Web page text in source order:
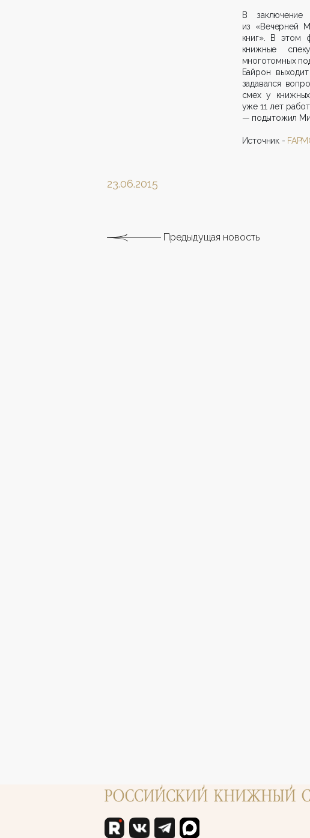
В заключение
из «Вечерней
книг». В этом
книжные
многотомных
Байрон
задавался
смех у
уже 11 лет
— подытожил
Источник -
23.06.2015
Предыдущая новость